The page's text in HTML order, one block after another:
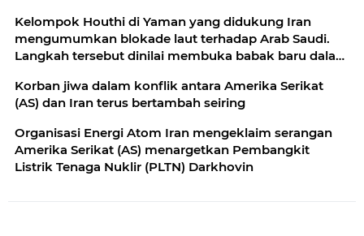
Kelompok Houthi di Yaman yang didukung Iran
mengumumkan blokade laut terhadap Arab Saudi.
Langkah tersebut dinilai membuka babak baru dalam
Korban jiwa dalam konflik antara Amerika Serikat
(AS) dan Iran terus bertambah seiring
Organisasi Energi Atom Iran mengeklaim serangan
Amerika Serikat (AS) menargetkan Pembangkit
Listrik Tenaga Nuklir (PLTN) Darkhovin